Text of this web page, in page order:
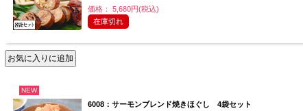
価格： 5,680円(税込)
在庫切れ
NEW
6008：サーモンブレンド焼きほぐし 4袋セット